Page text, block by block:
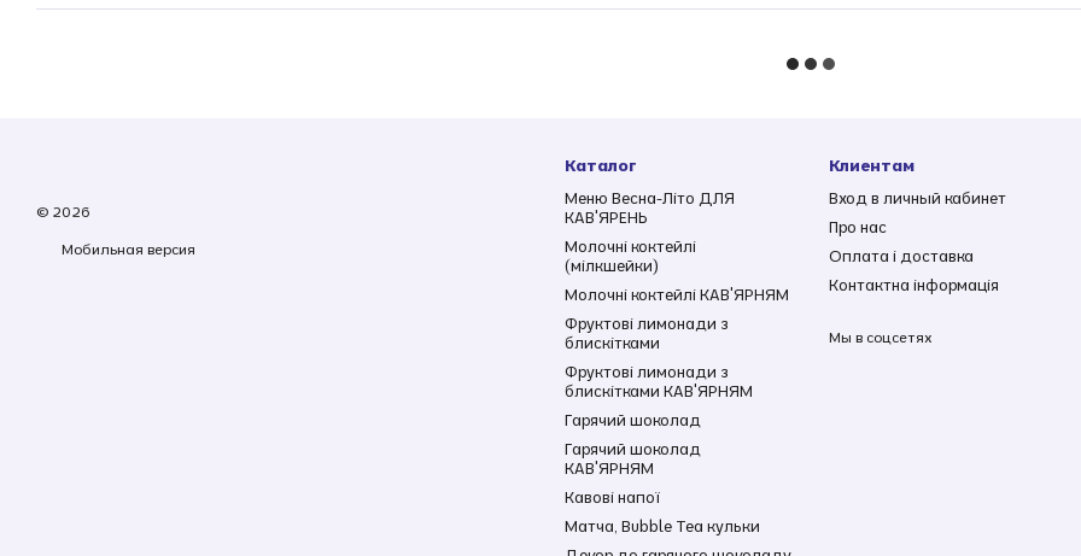
© 2026
Мобильная версия
Каталог
Меню Весна-Літо ДЛЯ
КАВ'ЯРЕНЬ
Молочні коктейлі
(мілкшейки)
Молочні коктейлі КАВ'ЯРНЯМ
Фруктові лимонади з
блискітками
Фруктові лимонади з
блискітками КАВ'ЯРНЯМ
Гарячий шоколад
Гарячий шоколад
КАВ'ЯРНЯМ
Кавові напої
Матча, Bubble Tea кульки
Клиентам
Вход в личный кабинет
Про нас
Оплата і доставка
Контактна інформація
Мы в соцсетях